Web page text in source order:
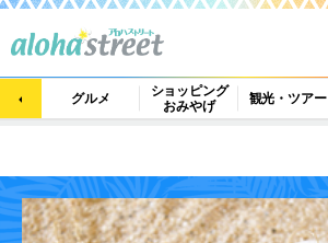
グルメ
ショッピング
おみやげ
観光・ツアー